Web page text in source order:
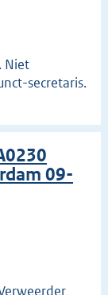
Niet
secretaris.
09-